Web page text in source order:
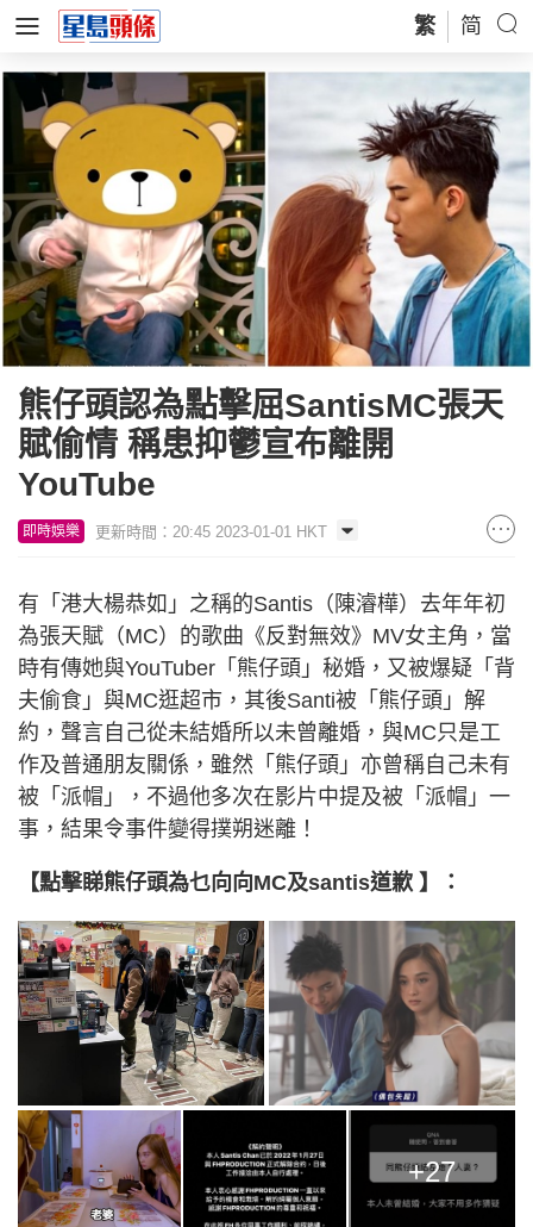
繁 简
熊仔頭認為點擊屈SantisMC張天
賦偷情 稱患抑鬱宣布離開
YouTube
即時娛樂 更新時間：20:45 2023-01-01 HKT
有「港大楊恭如」之稱的Santis（陳濬樺）去年年初
為張天賦（MC）的歌曲《反對無效》MV女主角，當
時有傳她與YouTuber「熊仔頭」秘婚，又被爆疑「背
夫偷食」與MC逛超市，其後Santi被「熊仔頭」解
約，聲言自己從未結婚所以未曾離婚，與MC只是工
作及普通朋友關係，雖然「熊仔頭」亦曾稱自己未有
被「派帽」，不過他多次在影片中提及被「派帽」一
事，結果令事件變得撲朔迷離！
【點擊睇熊仔頭為乜向向MC及santis道歉 】：
+27